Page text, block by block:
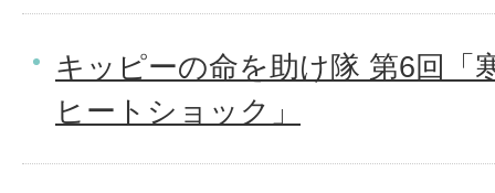
キッピーの命を助け隊 第6回「
ヒートショック」